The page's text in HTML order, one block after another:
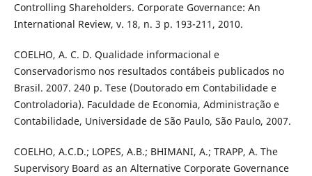
Controlling Shareholders. Corporate Governance: An
International Review, v. 18, n. 3 p. 193-211, 2010.
COELHO, A. C. D. Qualidade informacional e
Conservadorismo nos resultados contábeis publicados no
Brasil. 2007. 240 p. Tese (Doutorado em Contabilidade e
Controladoria). Faculdade de Economia, Administração e
Contabilidade, Universidade de São Paulo, São Paulo, 2007.
COELHO, A.C.D.; LOPES, A.B.; BHIMANI, A.; TRAPP, A. The
Supervisory Board as an Alternative Corporate Governance